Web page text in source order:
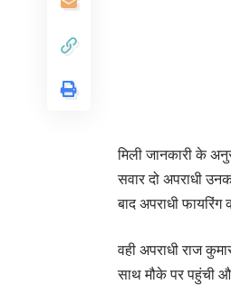
मिली जानकारी के
सवार दो अपराधी
बाद अपराधी
वही अपराधी राज
साथ मौके पर पहुंची